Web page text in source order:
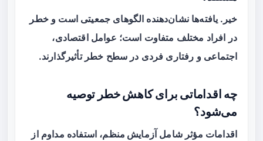
خیر. یافته‌ها نشان‌دهنده الگوهای جمعیتی است و خطر
در افراد مختلف متفاوت است؛ عوامل اقتصادی،
اجتماعی و رفتاری فردی در سطح خطر تأثیرگذارند.
چه اقداماتی برای کاهش خطر توصیه
می‌شود؟
اقدامات مؤثر شامل آزمایش منظم، استفاده مداوم از